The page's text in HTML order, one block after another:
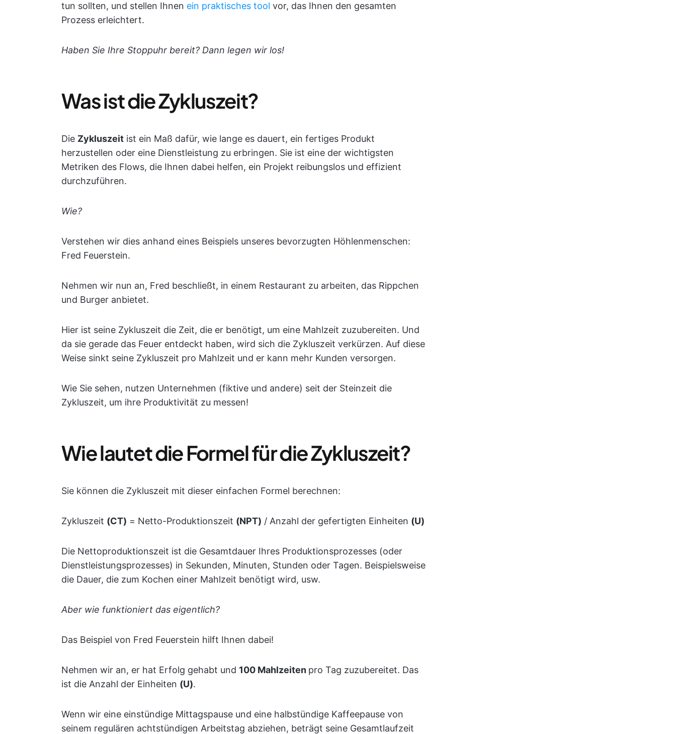
tun sollten, und stellen Ihnen ein praktisches tool vor, das Ihnen den gesamten
Prozess erleichtert.
Haben Sie Ihre Stoppuhr bereit? Dann legen wir los!
Was ist die Zykluszeit?
Die Zykluszeit ist ein Maß dafür, wie lange es dauert, ein fertiges Produkt
herzustellen oder eine Dienstleistung zu erbringen. Sie ist eine der wichtigsten
Metriken des Flows, die Ihnen dabei helfen, ein Projekt reibungslos und effizient
durchzuführen.
Wie?
Verstehen wir dies anhand eines Beispiels unseres bevorzugten Höhlenmenschen:
Fred Feuerstein.
Nehmen wir nun an, Fred beschließt, in einem Restaurant zu arbeiten, das Rippchen
und Burger anbietet.
Hier ist seine Zykluszeit die Zeit, die er benötigt, um eine Mahlzeit zuzubereiten. Und
da sie gerade das Feuer entdeckt haben, wird sich die Zykluszeit verkürzen. Auf diese
Weise sinkt seine Zykluszeit pro Mahlzeit und er kann mehr Kunden versorgen.
Wie Sie sehen, nutzen Unternehmen (fiktive und andere) seit der Steinzeit die
Zykluszeit, um ihre Produktivität zu messen!
Wie lautet die Formel für die Zykluszeit?
Sie können die Zykluszeit mit dieser einfachen Formel berechnen:
Zykluszeit (CT) = Netto-Produktionszeit (NPT) / Anzahl der gefertigten Einheiten (U)
Die Nettoproduktionszeit ist die Gesamtdauer Ihres Produktionsprozesses (oder
Dienstleistungsprozesses) in Sekunden, Minuten, Stunden oder Tagen. Beispielsweise
die Dauer, die zum Kochen einer Mahlzeit benötigt wird, usw.
Aber wie funktioniert das eigentlich?
Das Beispiel von Fred Feuerstein hilft Ihnen dabei!
Nehmen wir an, er hat Erfolg gehabt und 100 Mahlzeiten pro Tag zuzubereitet. Das
ist die Anzahl der Einheiten (U).
Wenn wir eine einstündige Mittagspause und eine halbstündige Kaffeepause von
seinem regulären achtstündigen Arbeitstag abziehen, beträgt seine Gesamtlaufzeit